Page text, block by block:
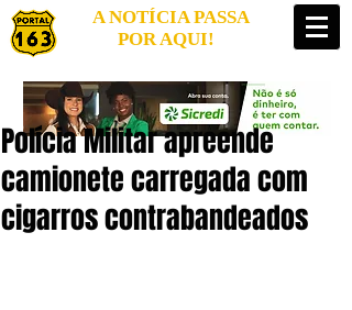
A NOTÍCIA PASSA
POR AQUI!
Polícia Militar apreende
camionete carregada com
cigarros contrabandeados